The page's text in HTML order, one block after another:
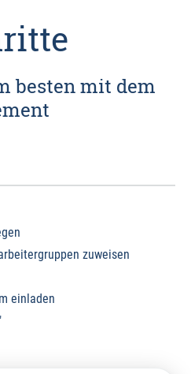
besten mit dem
zuweisen
einladen